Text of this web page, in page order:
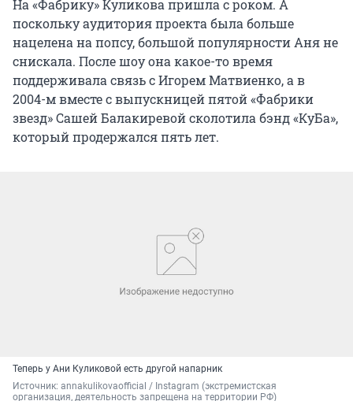
На «Фабрику» Куликова пришла с роком. А
поскольку аудитория проекта была больше
нацелена на попсу, большой популярности Аня не
снискала. После шоу она какое-то время
поддерживала связь с Игорем Матвиенко, а в
2004-м вместе с выпускницей пятой «Фабрики
звезд» Сашей Балакиревой сколотила бэнд «КуБа»,
который продержался пять лет.
Теперь у Ани Куликовой есть другой напарник
Источник: annakulikovaofficial / Instagram (экстремистская
организация, деятельность запрещена на территории РФ)